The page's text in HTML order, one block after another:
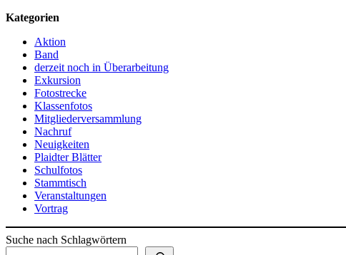
Kategorien
Aktion
Band
derzeit noch in Überarbeitung
Exkursion
Fotostrecke
Klassenfotos
Mitgliederversammlung
Nachruf
Neuigkeiten
Plaidter Blätter
Schulfotos
Stammtisch
Veranstaltungen
Vortrag
Suche nach Schlagwörtern